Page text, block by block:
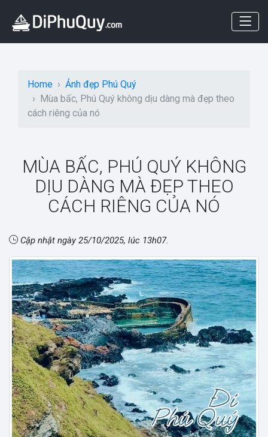
Home
Ảnh đẹp Phú Quý
Mùa bấc, Phú Quý không dịu dàng mà đẹp theo
cách riêng của nó
MÙA BẤC, PHÚ QUÝ KHÔNG
DỊU DÀNG MÀ ĐẸP THEO
CÁCH RIÊNG CỦA NÓ
Cập nhật ngày25/10/2025, lúc 13h07.